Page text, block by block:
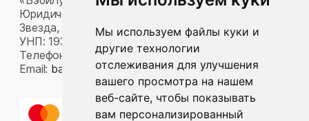
Мы используем файлы куки и
другие технологии
отслеживания для улучшения
вашего просмотра на нашем
веб-сайте, чтобы показывать
вам персонализированный
Юридический адрес: 220117, г. Минск, пр-т Газеты
Звезда, д. 16, пом. 52
УНП: 193815124
Телефон:
+375 33 392 66 63
Email: babylook.gm@gmail.com .